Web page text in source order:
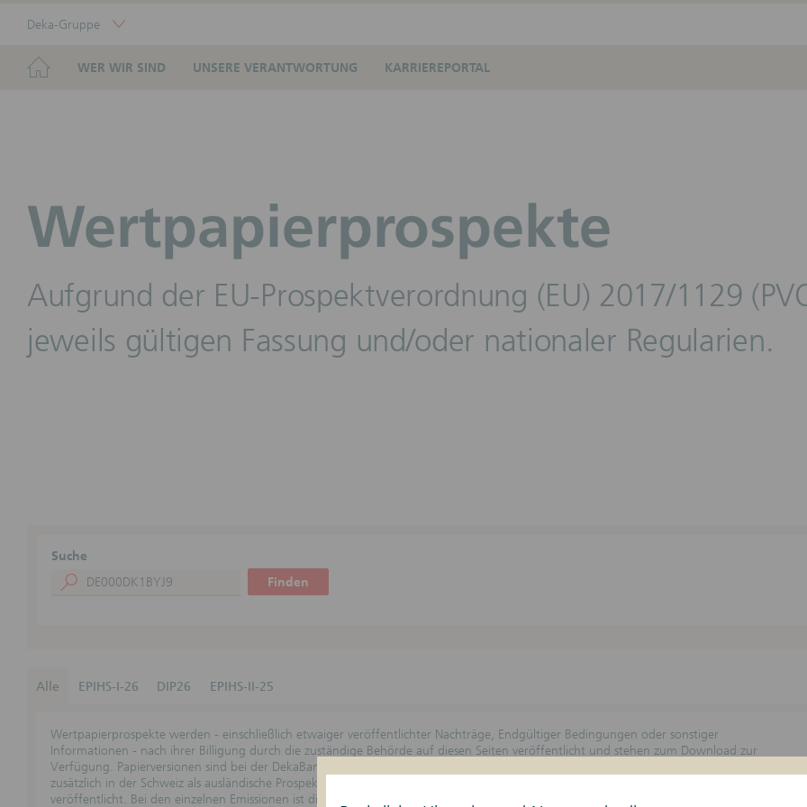
Portal
Deka-Gruppe
HOME
WER WIR SIND UNSERE VERANTWORTUNG KARRIEREPORTAL
Wertpapierprospekte
Aufgrund der EU-Prospektverordnung (EU) 2017/1129
jeweils gültigen Fassung und/oder nationaler Regularien.
Suche
Finden
Alle EPIHS-I-26 DIP26 EPIHS-II-25
Wertpapierprospekte werden - einschließlich etwaiger veröffentlichter Nachträge, Endgültiger Bedingungen oder sonstiger
Informationen - nach ihrer Billigung durch die zuständige Behörde auf diesen Seiten veröffentlicht und stehen zum Download zur
Verfügung. Papierversionen sind bei der DekaBank zu den üblichen Geschäftszeiten kostenlos erhältlich. Wertpapierprospekte, die
zusätzlich in der Schweiz als ausländische Prospekte genehmigt sind, werden bei der dortigen Prüfstelle angemeldet, hinterlegt und
veröffentlicht. Bei den einzelnen Emissionen ist die jeweilige Landesangabe unter Bemerkungen zu beachten, wobei nur die Länder